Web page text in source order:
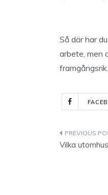
Så där har
arbete, men
framgångsrik.
Vilka